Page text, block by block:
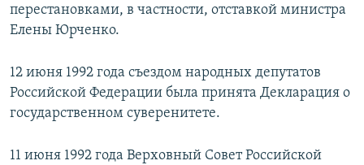
перестановками, в частности, отставкой министра
Елены Юрченко.
12 июня 1992 года съездом народных депутатов
Российской Федерации была принята Декларация о
государственном суверенитете.
11 июня 1992 года Верховный Совет Российской